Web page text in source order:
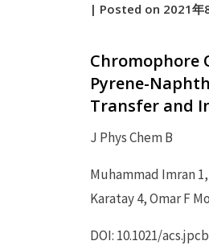
by
| Posted on 2021年
Chromophore
Pyrene-
Transfer and
J Phys Chem B
Muhammad Imran
Karatay 4, Omar F
DOI: 10.1021/